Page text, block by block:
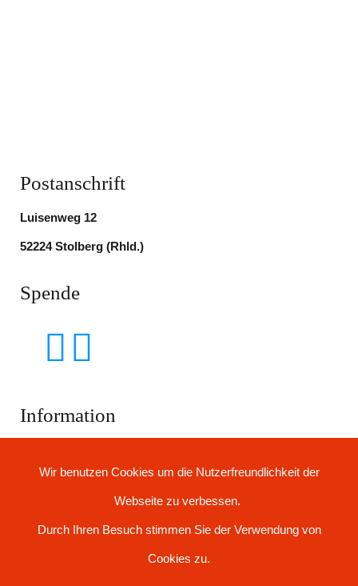
Postanschrift
Luisenweg 12
52224 Stolberg (Rhld.) ​
Spende
Information
Datenschutzerklärung
Folgen Sie uns
Wir benutzen Cookies um die Nutzerfreundlichkeit der
Webseite zu verbessen.
Durch Ihren Besuch stimmen Sie der Verwendung von
Cookies zu.